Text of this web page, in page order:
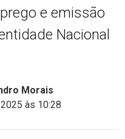
e emissão
Nacional
Morais
às 10:28